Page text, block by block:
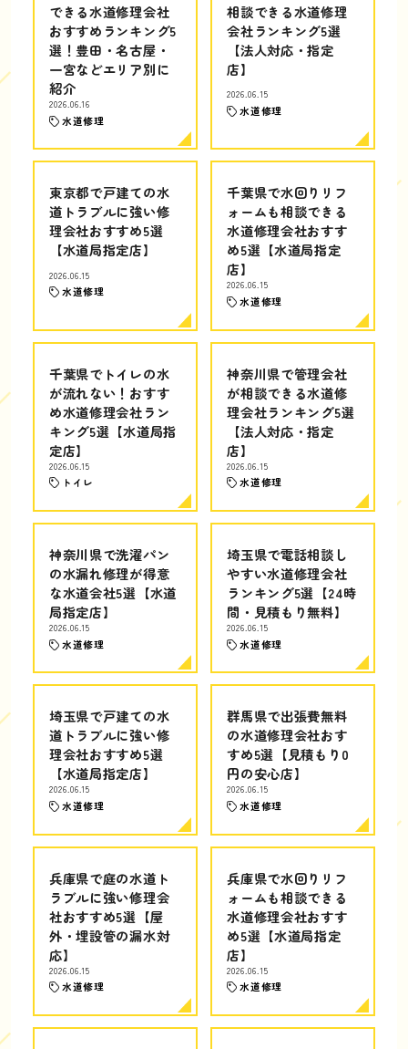
できる水道修理会社
おすすめランキング5
選！豊田・名古屋・
一宮などエリア別に
紹介
2026.06.16
水道修理
相談できる水道修理
会社ランキング5選
【法人対応・指定
店】
2026.06.15
水道修理
東京都で戸建ての水
道トラブルに強い修
理会社おすすめ5選
【水道局指定店】
2026.06.15
水道修理
千葉県で水回りリフ
ォームも相談できる
水道修理会社おすす
め5選【水道局指定
店】
2026.06.15
水道修理
千葉県でトイレの水
が流れない！おすす
め水道修理会社ラン
キング5選【水道局指
定店】
2026.06.15
トイレ
神奈川県で管理会社
が相談できる水道修
理会社ランキング5選
【法人対応・指定
店】
2026.06.15
水道修理
神奈川県で洗濯パン
の水漏れ修理が得意
な水道会社5選【水道
局指定店】
2026.06.15
水道修理
埼玉県で電話相談し
やすい水道修理会社
ランキング5選【24時
間・見積もり無料】
2026.06.15
水道修理
埼玉県で戸建ての水
道トラブルに強い修
理会社おすすめ5選
【水道局指定店】
2026.06.15
水道修理
群馬県で出張費無料
の水道修理会社おす
すめ5選【見積もり0
円の安心店】
2026.06.15
水道修理
兵庫県で庭の水道ト
ラブルに強い修理会
社おすすめ5選【屋
外・埋設管の漏水対
応】
2026.06.15
水道修理
兵庫県で水回りリフ
ォームも相談できる
水道修理会社おすす
め5選【水道局指定
店】
2026.06.15
水道修理